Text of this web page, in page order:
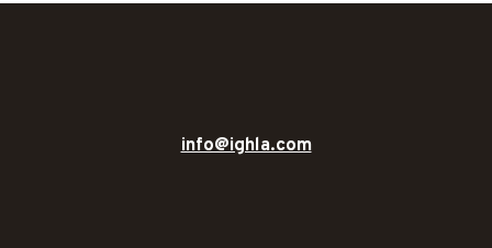
info@ighla.com